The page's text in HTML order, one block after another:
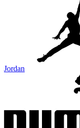
Jordan